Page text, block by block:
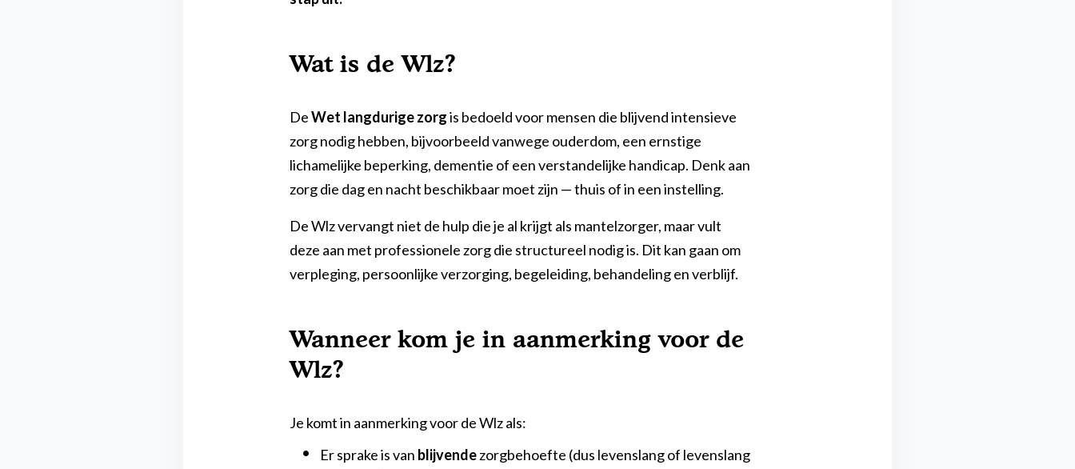
Wat is de Wlz?
DeWet langdurige zorgis bedoeld voor mensen die blijvend intensieve
zorg nodig hebben, bijvoorbeeld vanwege ouderdom, een ernstige
lichamelijke beperking, dementie of een verstandelijke handicap. Denk aan
zorg die dag en nacht beschikbaar moet zijn — thuis of in een instelling.
De Wlz vervangt niet de hulp die je al krijgt als mantelzorger, maar vult
deze aan met professionele zorg die structureel nodig is. Dit kan gaan om
verpleging, persoonlijke verzorging, begeleiding, behandeling en verblijf.
Wanneer kom je in aanmerking voor de
Wlz?
Je komt in aanmerking voor de Wlz als:
Er sprake is van blijvendezorgbehoefte (dus levenslang of levenslang